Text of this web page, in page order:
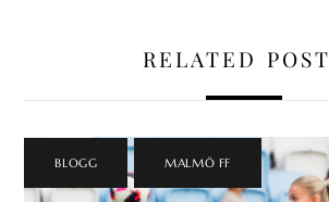
RELATED
BLOGG MALMÖ FF